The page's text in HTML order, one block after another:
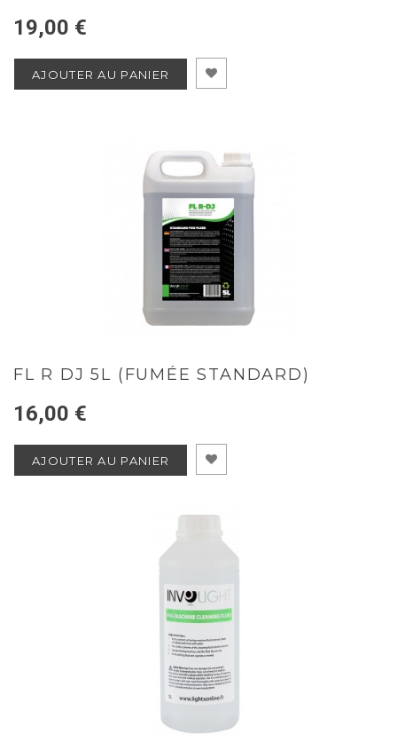
19,00 €
AJOUTER AU PANIER
FL R DJ 5L (FUMÉE STANDARD)
16,00 €
AJOUTER AU PANIER